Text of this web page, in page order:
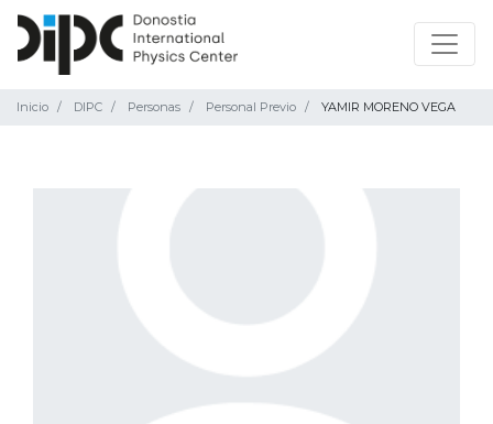
Inicio DIPC Personas Personal Previo YAMIR MORENO VEGA